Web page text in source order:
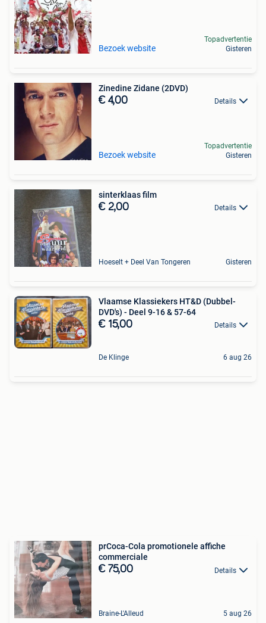
Bezoek website
Topadvertentie
Gisteren
Zinedine Zidane (2DVD)
€ 4,00 Details
Bezoek website
Topadvertentie
Gisteren
sinterklaas film
€ 2,00 Details
Hoeselt + Deel Van Tongeren Gisteren
Vlaamse Klassiekers HT&D (Dubbel-
DVD's) - Deel 9-16 & 57-64
€ 15,00 Details
De Klinge 6 aug 26
prCoca-Cola promotionele affiche
commerciale
€ 75,00 Details
Braine-L'Alleud 5 aug 26